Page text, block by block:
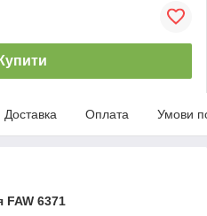
Купити
Доставка Оплата Умови
FAW 6371